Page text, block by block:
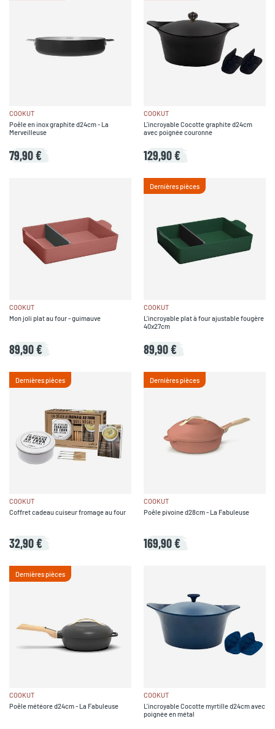
COOKUT
Poêle en inox graphite d24cm - La
Merveilleuse
79,90 €
COOKUT
L'incroyable Cocotte graphite d24cm
avec poignée couronne
129,90 €
COOKUT
Mon joli plat au four - guimauve
89,90 €
Dernières pièces
COOKUT
L'incroyable plat à four ajustable fougère
40x27cm
89,90 €
Dernières pièces
COOKUT
Coffret cadeau cuiseur fromage au four
32,90 €
Dernières pièces
COOKUT
Poêle pivoine d28cm - La Fabuleuse
169,90 €
Dernières pièces
COOKUT
Poêle météore d24cm - La Fabuleuse
COOKUT
L'incroyable Cocotte myrtille d24cm avec
poignée en métal